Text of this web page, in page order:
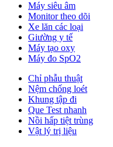
Máy siêu âm
Monitor theo dõi
Xe lăn các loại
Giường y tế
Máy tạo oxy
Máy đo SpO2
Chỉ phẫu thuật
Nệm chống loét
Khung tập đi
Que Test nhanh
Nồi hấp tiệt trùng
Vật lý trị liệu